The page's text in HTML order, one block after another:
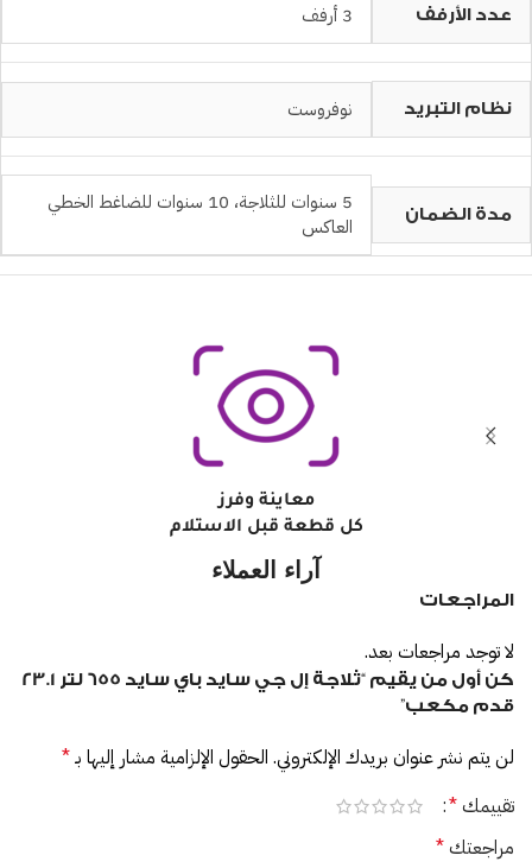
عدد الأرفف 3 أرفف
نظام التبريد نوفروست
مدة الضمان
5 سنوات للثلاجة، 10 سنوات للضاغط الخطي
العاكس
معاينة وفرز
كل قطعة قبل الاستلام
آراء العملاء
المراجعات
لا توجد مراجعات بعد.
كن أول من يقيم “ثلاجة إل جي سايد باي سايد 655 لتر 23.1
قدم مكعب”
لن يتم نشر عنوان بريدك الإلكتروني. الحقول الإلزامية مشار إليها بـ*
تقييمك*
مراجعتك*